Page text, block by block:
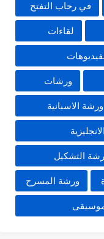
في رحاب التفتح
لقاءات
ورشات
ورشة الاسبانية
التشكيل
ورشة المسرح